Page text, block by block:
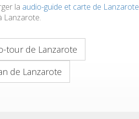
la audio-guide et carte de Lanzarote
Lanzarote.
tour de Lanzarote
de Lanzarote